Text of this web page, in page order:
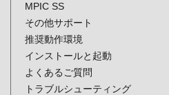
MPIC SS
その他サポート
推奨動作環境
インストールと起動
よくあるご質問
トラブルシューティング